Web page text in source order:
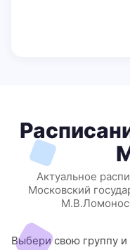
Актуальное
Московский
Выбери свою группу